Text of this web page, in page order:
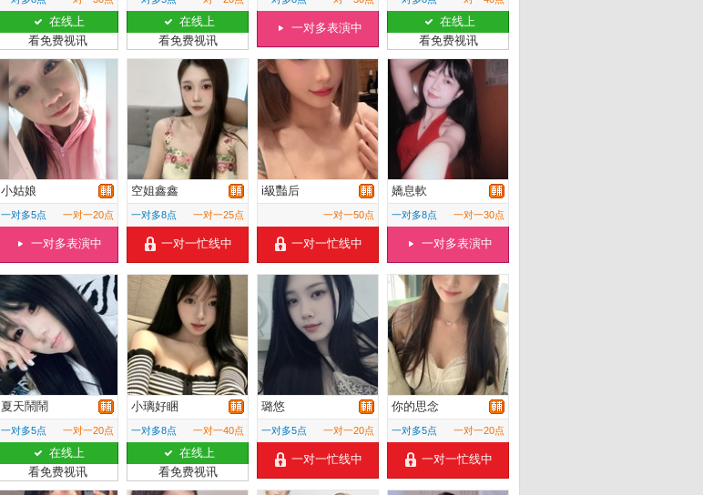
在线上
看免费视讯
在线上
看免费视讯
一对多表演中
在线上
看免费视讯
小姑娘
一对多5点 一对一20点
一对多表演中
空姐鑫鑫
一对多8点 一对一25点
一对一忙线中
i級豔后
一对一50点
一对一忙线中
嬌息軟
一对多8点 一对一30点
一对多表演中
夏天鬧鬧
一对多5点 一对一20点
在线上
看免费视讯
小璃好睏
一对多8点 一对一40点
在线上
看免费视讯
璐悠
一对多5点 一对一20点
一对一忙线中
你的思念
一对多5点 一对一20点
一对一忙线中